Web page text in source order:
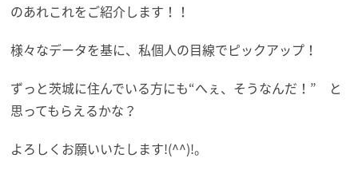
のあれこれをご紹介します！！
様々なデータを基に、私個人の目線でピックアップ！
ずっと茨城に住んでいる方にも“へぇ、そうなんだ！” と
思ってもらえるかな？
よろしくお願いいたします!(^^)!。